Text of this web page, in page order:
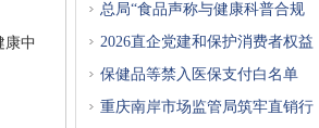
康中
总局“食品声称与健康科普合规
2026直企党建和保护消费者权益
保健品等禁入医保支付白名单
重庆南岸市场监管局筑牢直销行